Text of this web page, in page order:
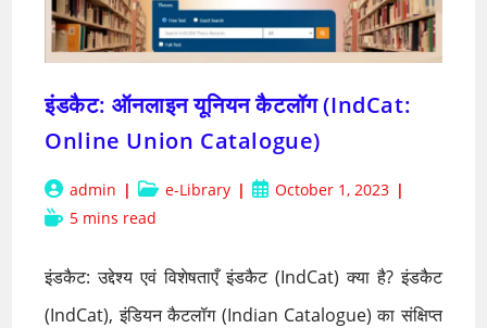
इंडकैट: ऑनलाइन यूनियन कैटलॉग (IndCat:
Online Union Catalogue)
Post
author:
admin
Post
category:
e-Library
PostOctober 1, 2023
Reading
5 mins read
इंडकैट: उद्देश्य एवं विशेषताएँ इंडकैट (IndCat) क्या है? इंडकैट
(IndCat), इंडियन कैटलॉग (Indian Catalogue) का संक्षिप्त